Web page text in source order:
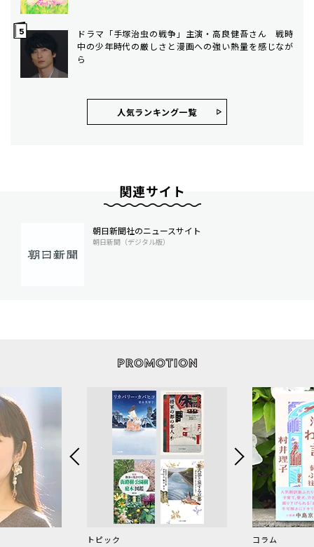
ドラマ「手塚治虫の戦争」主演・高良健吾さん 戦時
中の少年時代の厳しさと漫画への強い熱量を感じなが
ら
人気ランキング⼀覧
関連サイト
朝日新聞社のニュースサイト
朝日新聞（デジタル版）
トピック コラム